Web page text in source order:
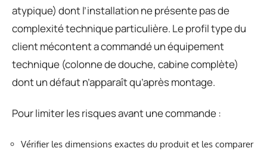
atypique) dont l’installation ne présente pas de
complexité technique particulière. Le profil type du
client mécontent a commandé un équipement
technique (colonne de douche, cabine complète)
dont un défaut n’apparaît qu’après montage.
Pour limiter les risques avant une commande :
Vérifier les dimensions exactes du produit et les comparer